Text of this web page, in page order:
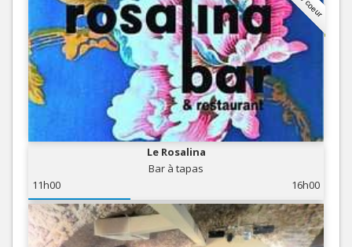
Le Rosalina
Bar à tapas
11h00
16h00